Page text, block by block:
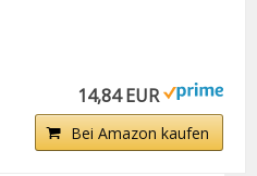
14,84 EUR
Bei Amazon kaufen